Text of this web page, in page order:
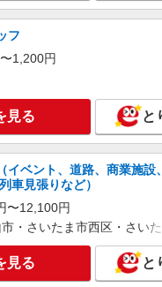
ル手当は約1年間固定、その
円〜 [別途] ・残業代：全額支給 ・賞与：年2回
※業績により変動あり
ミモザ湯河原温々 神奈
プ
グループホームの介護ス
月給270,860円〜
よる ・処遇改善手当：
21,500円 （スキル手当は約
動の可能性あり） ・確定
含む [別途] ・夜勤手当（4回分）：40,000円（追
加分別途支給） ・残業代：
なし ・賞与：年2回（年間
ミモザ湯河原温々 神奈
プ 詳
フ
1,200円
見る と
イベント、道路、商業施設、
車見張りなど）
〜12,100円
・さいたま市西区・さい
見る と